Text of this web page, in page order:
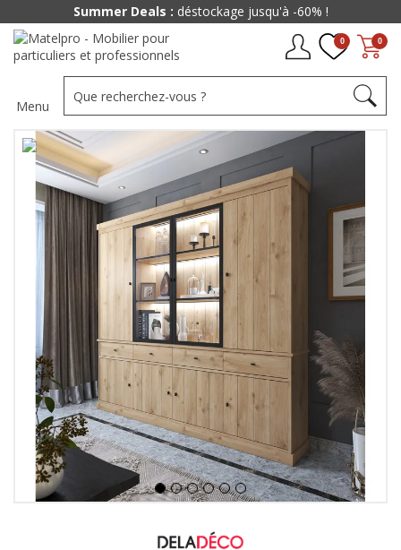
0
0
Menu
Summer Deals : déstockage jusqu'à -60% !